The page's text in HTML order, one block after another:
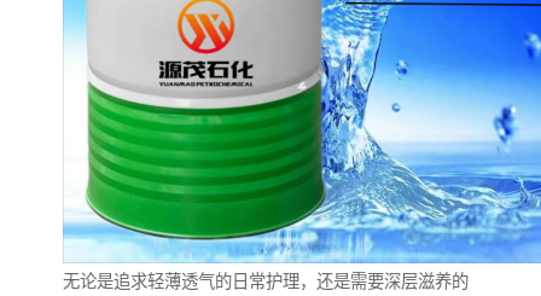
无论是追求轻薄透气的日常护理，还是需要深层滋养的